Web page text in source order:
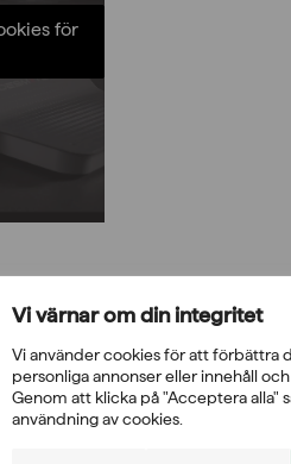
Vi värnar om din integritet
Vi använder cookies för att förbättra
personliga annonser eller innehåll och
Genom att klicka på "Acceptera alla"
användning av cookies.
för